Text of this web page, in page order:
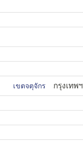
เขตจตุจักร
กรุงเทพฯ